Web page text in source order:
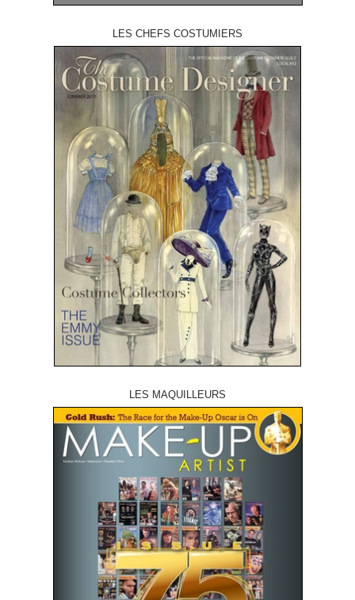
LES CHEFS COSTUMIERS
LES MAQUILLEURS